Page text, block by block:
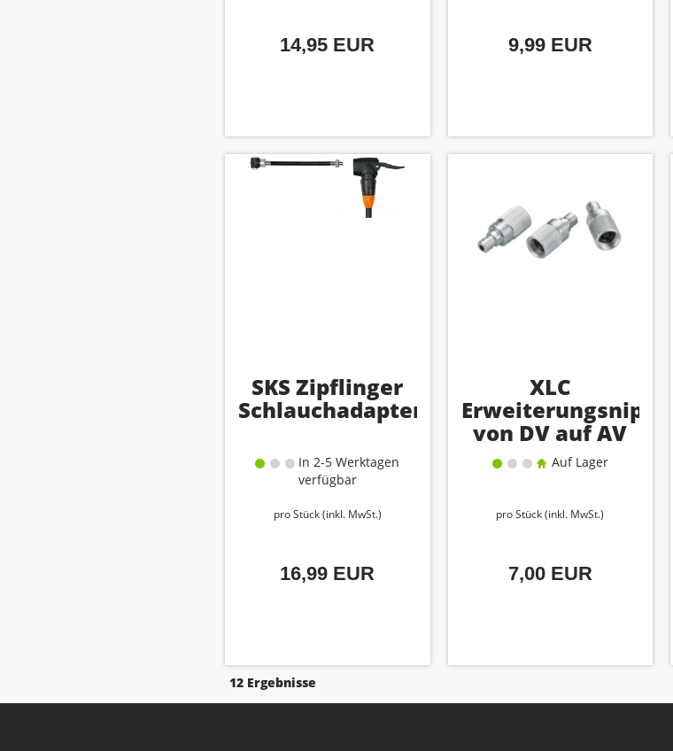
14,95 EUR 9,99 EUR
SKS Zipflinger
Schlauchadapter
In 2-5 Werktagen
verfügbar
pro Stück (inkl. MwSt.)
16,99 EUR
XLC
Erweiterungsnippel
von DV auf AV
Auf Lager
pro Stück (inkl. MwSt.)
7,00 EUR
12 Ergebnisse